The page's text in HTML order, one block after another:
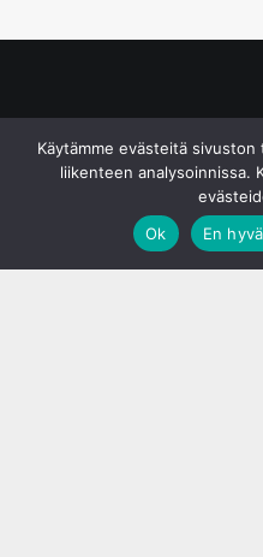
Käytämme evästeitä
liikenteen analysoinnissa.
Ok
En